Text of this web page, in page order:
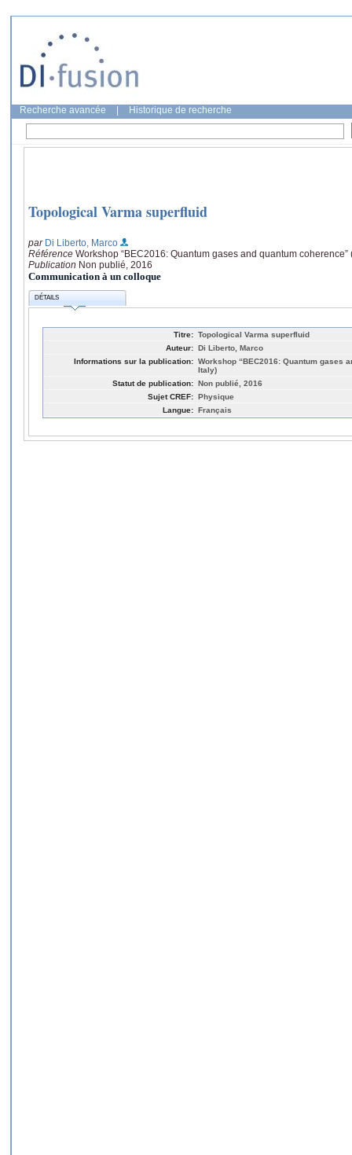
Recherche avancée Historique de recherche
Topological Varma superfluid
par Di Liberto, Marco
Référence Workshop “BEC2016: Quantum gases and quantum coherence”
Publication Non publié, 2016
Communication à un colloque
DÉTAILS
Titre: Topological Varma superfluid
Auteur: Di Liberto, Marco
Informations sur la publication: Workshop “BEC2016: Quantum gases
Italy)
Statut de publication: Non publié, 2016
Sujet CREF: Physique
Langue: Français